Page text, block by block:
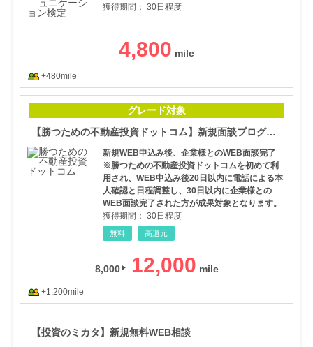
獲得期間： 30日程度
4,800
+480mile
グレード対象
【勝つための不動産投資ドットコム】新規面談プログラム
新規WEB申込み後、企業様とのWEB面談完了
※勝つための不動産投資ドットコムを初めて利
用され、WEB申込み後20日以内に電話による本
人確認と日程調整し、30日以内に企業様との
WEB面談完了された方が成果対象となります。
獲得期間： 30日程度
無料 高還元
8,000 12,000
+1,200mile
【投資のミカタ】新規無料WEB相談